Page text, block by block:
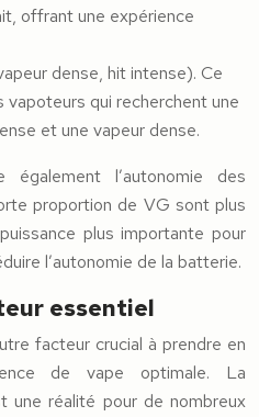
offrant une expérience
dense, hit intense). Ce
qui recherchent une
et une vapeur dense.
l’autonomie des
proportion de VG sont plus
plus importante pour
l’autonomie de la batterie.
essentiel
facteur crucial à prendre en
de vape optimale. La
une réalité pour de nombreux